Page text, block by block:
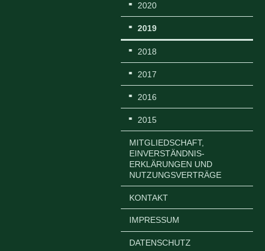
2020
2019
2018
2017
2016
2015
MITGLIEDSCHAFT,
EINVERSTÄNDNIS-
ERKLÄRUNGEN UND
NUTZUNGSVERTRÄGE
KONTAKT
IMPRESSUM
DATENSCHUTZ